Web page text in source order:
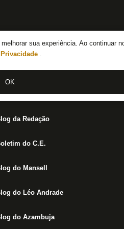
sua experiência. Ao continuar
.
OK
do Botafogo
da Redação
do C.E.
do Mansell
do Léo Andrade
do Azambuja
novamente jogo do